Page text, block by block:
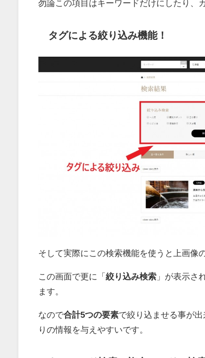
勿論この項目はキーワードだけにしたり、
タグによる絞り込み機能！
そして実際にこの検索機能を使うと上画像
この画面で更に「 絞り込み検索 」が表示さ
ます。
なので合計5つの要素で絞り込ませる事が出
りの情報を与えやすいです。